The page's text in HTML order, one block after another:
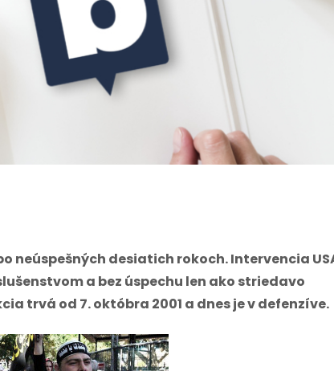
neúspešných desiatich rokoch. Intervencia
a bez úspechu len ako striedavo
trvá od 7. októbra 2001 a dnes je v defenzíve.